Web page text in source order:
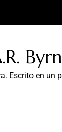
Escrito en un